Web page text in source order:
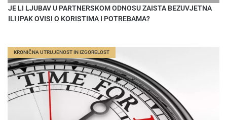
JE LI LJUBAV U PARTNERSKOM ODNOSU ZAISTA BEZUVJETNA
ILI IPAK OVISI O KORISTIMA I POTREBAMA?
KRONIČNA UTRUJENOST IN IZGORELOST